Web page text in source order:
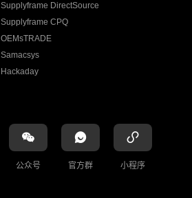
Supplyframe DirectSource
Supplyframe CPQ
OEMsTRADE
Samacsys
Hackaday
公众号 官方群 小程序